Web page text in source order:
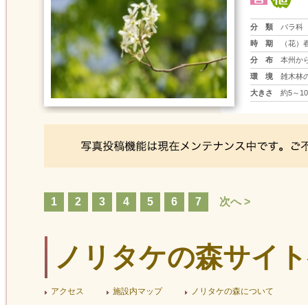
分 類
バラ科
時 期
（花）
分 布
本州か
環 境
雑木林
大きさ
約5～
1 2 3 4 5 6 7 次へ >
ノリタケの森サイ
アクセス 施設内マップ ノリタケの森について